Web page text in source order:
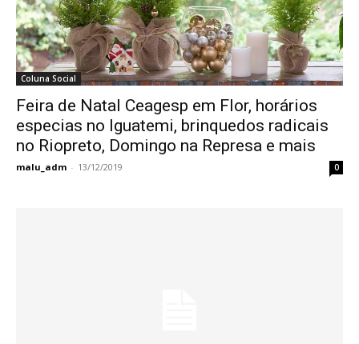
Coluna Social
Feira de Natal Ceagesp em Flor, horários
especias no Iguatemi, brinquedos radicais
no Riopreto, Domingo na Represa e mais
malu_adm - 13/12/2019 0